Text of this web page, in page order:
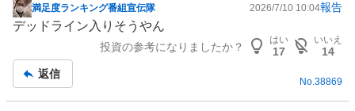
掲
示
事
満足度ランキング番組宣伝隊 2026/7/10 10:04報告
デッドライン入りそうやん
投資の参考になりましたか？
はい
17
いいえ
14
返信
No.38869